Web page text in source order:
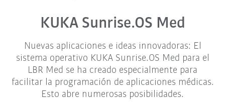
KUKA Sunrise.OS Med
Nuevas aplicaciones e ideas innovadoras: El
sistema operativo KUKA Sunrise.OS Med para el
LBR Med se ha creado especialmente para
facilitar la programación de aplicaciones médicas.
Esto abre numerosas posibilidades.